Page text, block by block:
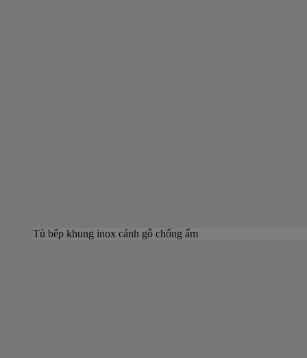
Tủ bếp khung inox cánh gỗ chống ẩm